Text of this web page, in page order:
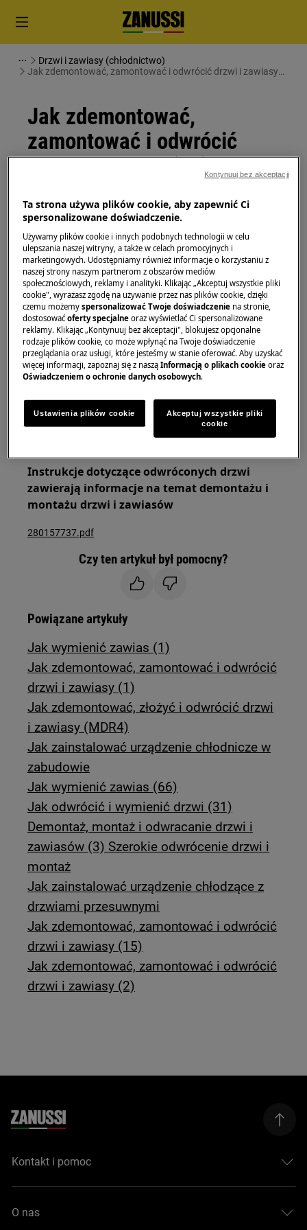
Drzwi i zawiasy (chłodnictwo)
Jak zdemontować, zamontować i odwrócić drzwi i zawiasy
Jak zdemontować,
zamontować i odwrócić
drzwi i zawiasy (18)
Rozwiązanie
Przed rozpoczęciem jakichkolwiek czynności
konserwacyjnych wyłącz urządzenie i wyjmij wtyczkę
zgniazdka.
Zawsze zachowaj ostrożność podczas przenoszenia
urządzeń, w przypadku ciężkich urządzeń do
przenoszenia potrzebne są dwie osoby.
Zawsze używaj rękawic ochronnych i załączonego
obuwia.
naprawa nieprofesjonalna może mieć konsekwencje
dla bezpieczeństwa, jeśli nie zostanie wykonana
Instrukcje dotyczące odwróconych drzwi
zawierają informacje na temat demontażu i
montażu drzwi i zawiasów
280157737.pdf
Czy ten artykuł był pomocny?
Powiązane artykuły
Jak wymienić zawias (1)
Jak zdemontować, zamontować i odwrócić
drzwi i zawiasy (1)
Jak zdemontować, złożyć i odwrócić drzwi
i zawiasy (MDR4)
Jak zainstalować urządzenie chłodnicze w
zabudowie
Jak wymienić zawias (66)
Jak odwrócić i wymienić drzwi (31)
Demontaż, montaż i odwracanie drzwi i
zawiasów (3) Szerokie odwrócenie drzwi i
montaż
Jak zainstalować urządzenie chłodzące z
drzwiami przesuwnymi
Jak zdemontować, zamontować i odwrócić
drzwi i zawiasy (15)
Jak zdemontować, zamontować i odwrócić
drzwi i zawiasy (2)
Kontakt i pomoc
O nas
Ta strona używa plików cookie, aby zapewnić Ci
spersonalizowane doświadczenie.
Używamy plików cookie i innych podobnych technologii w celu
ulepszania naszej witryny, a także w celach promocyjnych i
marketingowych. Udostępniamy również informacje o korzystaniu z
naszej strony naszym partnerom z obszarów mediów
społecznościowych, reklamy i analityki. Klikając „Akceptuj wszystkie pliki
cookie", wyrażasz zgodę na używanie przez nas plików cookie, dzięki
czemu możemyspersonalizować Twoje doświadczenie na stronie,
dostosowaćoferty specjalne oraz wyświetlać Ci spersonalizowane
reklamy. Klikając „Kontynuuj bez akceptacji", blokujesz opcjonalne
rodzaje plików cookie, co może wpłynąć na Twoje doświadczenie
przeglądania oraz usługi, które jesteśmy w stanie oferować. Aby uzyskać
więcej informacji, zapoznaj się z nasząInformacją o plikach cookie oraz
Oświadczeniem o ochronie danych osobowych.
Ustawienia plików cookie
Akceptuj wszystkie pliki
cookie
Kontynuuj bez akceptacji